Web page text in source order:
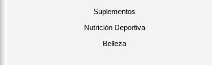
Instrucciones de almacenamiento:
Suplementos
Nutrición Deportiva
Belleza